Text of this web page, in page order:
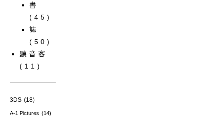
書
(45)
誌
(50)
聽音客
(11)
3DS (18)
A-1 Pictures (14)